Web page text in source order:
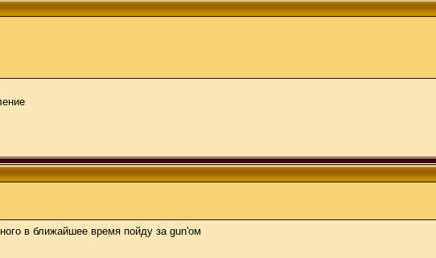
в ближайшее время пойду за gun'ом